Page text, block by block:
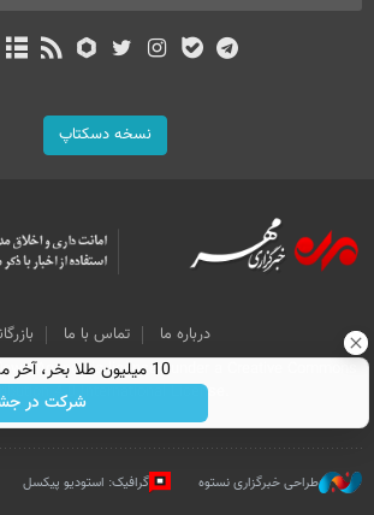
نسخه دسکتاپ
درباره ما تماس با ما
Agency is licensed under a Creative Commons
4.0 International License.
طراحی خبرگزاری نستوه گرافیک: استودیو پیکسل
10 میلیون طلا بخر، آخر ماه 2 برابرشو ببر🔥
شرکت در